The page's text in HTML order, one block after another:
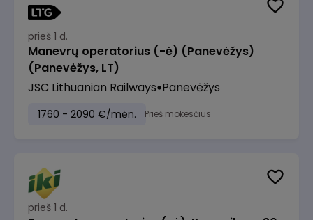
prieš 1 d.
Manevrų operatorius (-ė) (Panevėžys)
(Panevėžys, LT)
JSC Lithuanian Railways Panevėžys
1760 - 2090 €/mėn. Prieš mokesčius
prieš 1 d.